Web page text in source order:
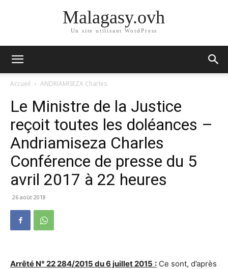
Malagasy.ovh
Un site utilisant WordPress
Accueil ANDRIAMISEZA Charles
Le Ministre de la Justice
reçoit toutes les doléances –
Andriamiseza Charles
Conférence de presse du 5
avril 2017 à 22 heures
26 août 2018
Arrêté N° 22 284/2015 du 6 juillet 2015 : Ce sont, d’après